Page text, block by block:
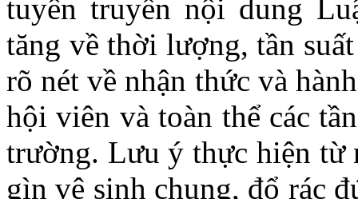
tuyên truyền nội dung
tăng về thời lượng, tần
rõ nét về nhận thức và
hội viên và toàn thể các
trường. Lưu ý thực hiện từ
gìn vệ sinh chung, đổ rác